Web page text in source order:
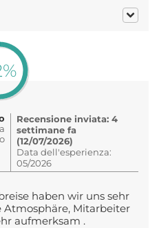
Recensione inviata: 4
settimane fa
(12/07/2026)
Data dell'esperienza:
05/2026
haben wir uns sehr
Mitarbeiter
aufmerksam .